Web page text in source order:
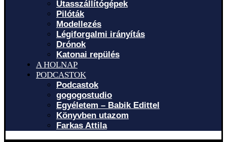
Utasszállítógépek
Pilóták
Modellezés
Légiforgalmi irányítás
Drónok
Katonai repülés
A HOLNAP
PODCASTOK
Podcastok
gogogostudio
Egyéletem – Babik Edittel
Könyvben utazom
Farkas Attila